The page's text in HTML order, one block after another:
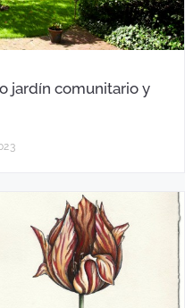
jardín comunitario y